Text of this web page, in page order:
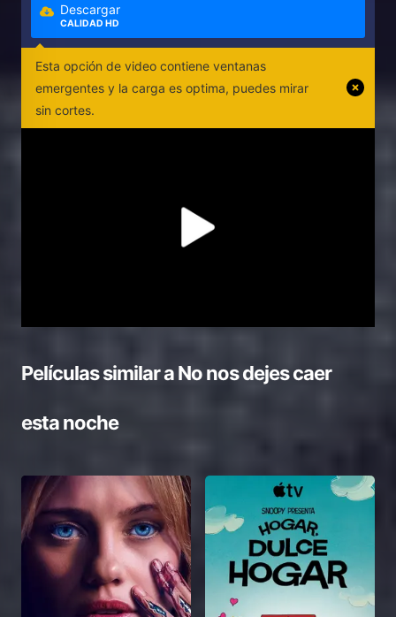
Descargar
CALIDAD HD
Esta opción de video contiene ventanas
emergentes y la carga es optima, puedes mirar
sin cortes.
Películas similar aNo nos dejes caer
esta noche